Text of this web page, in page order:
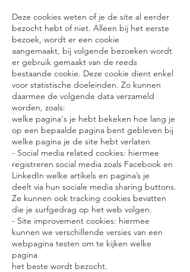
Deze cookies weten of je de site al eerder
bezocht hebt of niet. Alleen bij het eerste
bezoek, wordt er een cookie
aangemaakt, bij volgende bezoeken wordt
er gebruik gemaakt van de reeds
bestaande cookie. Deze cookie dient enkel
voor statistische doeleinden. Zo kunnen
daarmee de volgende data verzameld
worden, zoals:
welke pagina's je hebt bekeken hoe lang je
op een bepaalde pagina bent gebleven bij
welke pagina je de site hebt verlaten
- Social media related cookies: hiermee
registreren social media zoals Facebook en
LinkedIn welke artikels en pagina’s je
deelt via hun sociale media sharing buttons.
Ze kunnen ook tracking cookies bevatten
die je surfgedrag op het web volgen.
- Site improvement cookies: hiermee
kunnen we verschillende versies van een
webpagina testen om te kijken welke
pagina
het beste wordt bezocht.